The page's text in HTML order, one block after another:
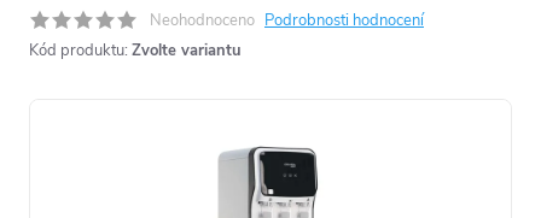
Neohodnoceno Podrobnosti hodnocení
Kód produktu: Zvolte variantu